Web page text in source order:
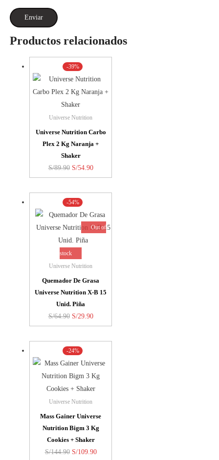
Productos relacionados
-39%
Universe Nutrition
Universe Nutrition Carbo
Plex 2 Kg Naranja +
Shaker
S/89.90 El
precio
original
era:
S/89.90.
S/54.90El
precio
actual
S/54.90.
-54%
Out of
stock
Universe Nutrition
Quemador De Grasa
Universe Nutrition X-B 15
Unid. Piña
S/64.90 El
precio
original
era:
S/64.90.
S/29.90El
precio
actual
S/29.90.
-24%
Universe Nutrition
Mass Gainer Universe
Nutrition Bigm 3 Kg
Cookies + Shaker
S/144.90 El
S/109.90El